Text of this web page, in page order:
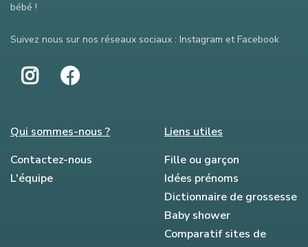
bébé !
Suivez nous sur nos réseaux sociaux : Instagram et Facebook
Qui sommes-nous ?
Contactez-nous
L'équipe
Liens utiles
Fille ou garçon
Idées prénoms
Dictionnaire de grossesse
Baby shower
Comparatif sites de